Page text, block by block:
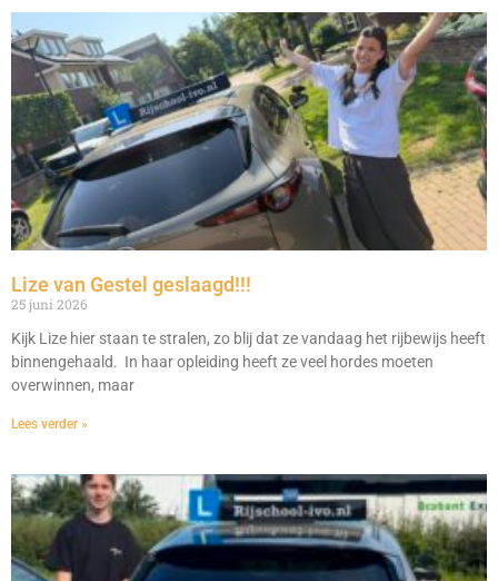
Lize van Gestel geslaagd!!!
25 juni 2026
Kijk Lize hier staan te stralen, zo blij dat ze vandaag het rijbewijs heeft
binnengehaald. In haar opleiding heeft ze veel hordes moeten
overwinnen, maar
Lees verder »